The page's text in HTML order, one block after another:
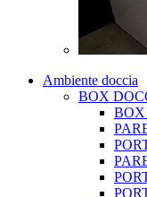
Ambiente doccia
BOX